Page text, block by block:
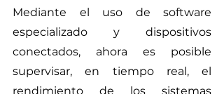
Mediante el uso de software
especializado y dispositivos
conectados, ahora es posible
supervisar, en tiempo real, el
rendimiento de los sistemas